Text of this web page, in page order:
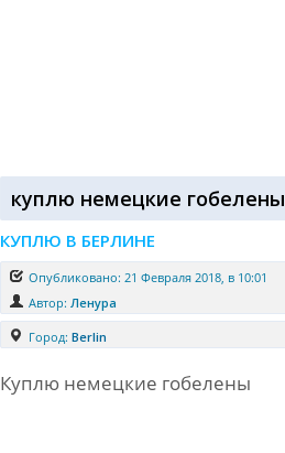
куплю немецкие гобелены
КУПЛЮ В БЕРЛИНЕ
Опубликовано: 21 Февраля 2018, в 10:01
Автор: Ленура
Город: Berlin
Куплю немецкие гобелены